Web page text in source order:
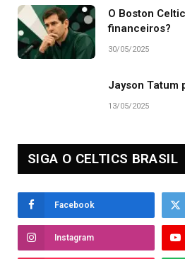
O Boston
financeiros?
30/05/2025
Jayson Tatum
13/05/2025
SIGA O CELTICS BRASIL
Facebook
Instagram